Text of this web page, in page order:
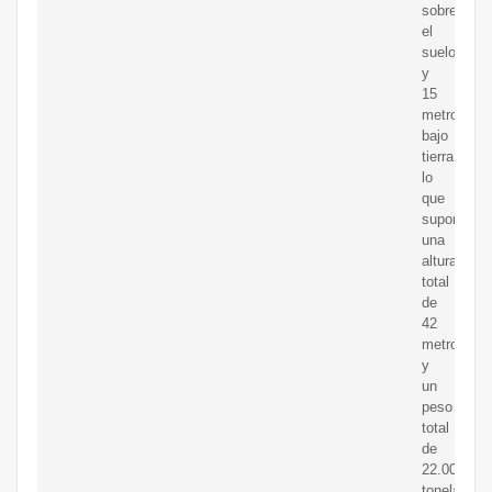
sobre
el
suelo
y
15
metros
bajo
tierra,
lo
que
supone
una
altura
total
de
42
metros
y
un
peso
total
de
22.000